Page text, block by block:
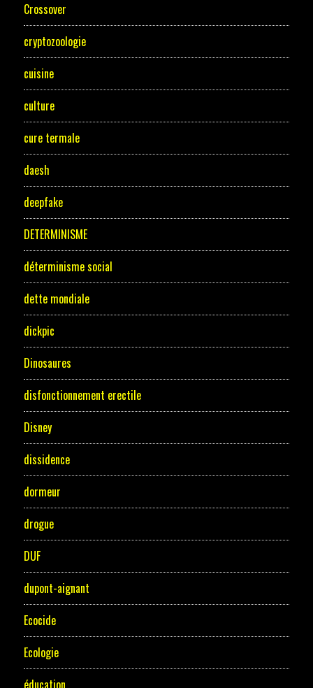
Crossover
cryptozoologie
cuisine
culture
cure termale
daesh
deepfake
DETERMINISME
déterminisme social
dette mondiale
dickpic
Dinosaures
disfonctionnement erectile
Disney
dissidence
dormeur
drogue
DUF
dupont-aignant
Ecocide
Ecologie
éducation